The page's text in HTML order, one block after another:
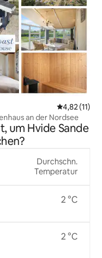
4,82 (11)
an der Nordsee
um Hvide Sande
Durchschn.
Temperatur
2 °C
2 °C